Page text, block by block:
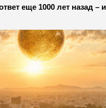
еще 1000 лет назад – и